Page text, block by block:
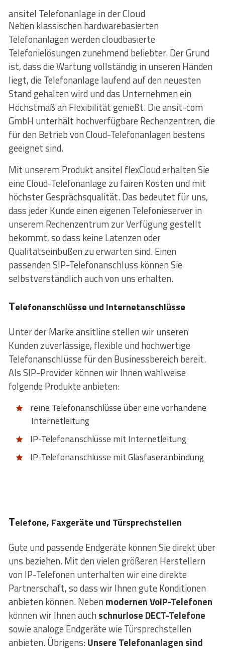
ansitel Telefonanlage in der Cloud
Neben klassischen hardwarebasierten
Telefonanlagen werden cloudbasierte
Telefonielösungen zunehmend beliebter. Der Grund
ist, dass die Wartung vollständig in unseren Händen
liegt, die Telefonanlage laufend auf den neuesten
Stand gehalten wird und das Unternehmen ein
Höchstmaß an Flexibilität genießt. Die ansit-com
GmbH unterhält hochverfügbare Rechenzentren, die
für den Betrieb von Cloud-Telefonanlagen bestens
geeignet sind.
Mit unserem Produkt ansitel flexCloud erhalten Sie
eine Cloud-Telefonanlage zu fairen Kosten und mit
höchster Gesprächsqualität. Das bedeutet für uns,
dass jeder Kunde einen eigenen Telefonieserver in
unserem Rechenzentrum zur Verfügung gestellt
bekommt, so dass keine Latenzen oder
Qualitätseinbußen zu erwarten sind. Einen
passenden SIP-Telefonanschluss können Sie
selbstverständlich auch von uns erhalten.
Telefonanschlüsse und Internetanschlüsse
Unter der Marke ansitline stellen wir unseren
Kunden zuverlässige, flexible und hochwertige
Telefonanschlüsse für den Businessbereich bereit.
Als SIP-Provider können wir Ihnen wahlweise
folgende Produkte anbieten:
reine Telefonanschlüsse über eine vorhandene
Internetleitung
IP-Telefonanschlüsse mit Internetleitung
IP-Telefonanschlüsse mit Glasfaseranbindung
Telefone, Faxgeräte und Türsprechstellen
Gute und passende Endgeräte können Sie direkt über
uns beziehen. Mit den vielen größeren Herstellern
von IP-Telefonen unterhalten wir eine direkte
Partnerschaft, so dass wir Ihnen gute Konditionen
anbieten können. Neben modernen VoIP-Telefonen
können wir Ihnen auch schnurlose DECT-Telefone
sowie analoge Endgeräte wie Türsprechstellen
anbieten. Übrigens:Unsere Telefonanlagen sind